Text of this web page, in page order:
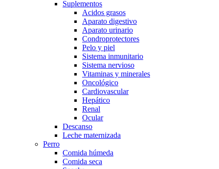
Suplementos
Acidos grasos
Aparato digestivo
Aparato urinario
Condroprotectores
Pelo y piel
Sistema inmunitario
Sistema nervioso
Vitaminas y minerales
Oncológico
Cardiovascular
Hepático
Renal
Ocular
Descanso
Leche maternizada
Perro
Comida húmeda
Comida seca